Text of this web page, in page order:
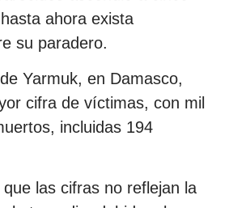
ahora exista
su paradero.
Yarmuk, en Damasco,
cifra de víctimas, con mil
incluidas 194
las cifras no reflejan la